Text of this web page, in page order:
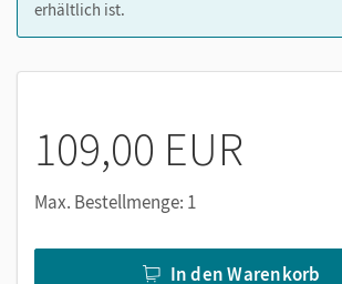
lernen.cornelsen.de
erhältlich ist.
109,00 EUR
Max. Bestellmenge: 1
In den Warenkorb